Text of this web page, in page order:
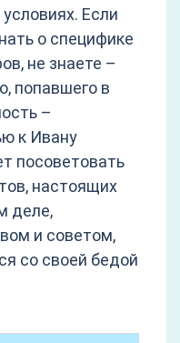
Если
о специфике
не знаете –
попавшего в
–
к Ивану
посоветовать
настоящих
деле,
и советом,
со своей бедой